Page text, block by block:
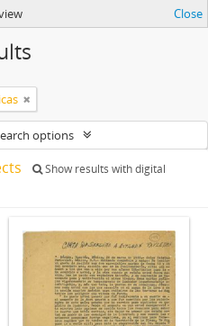
Close
options
Show results with digital